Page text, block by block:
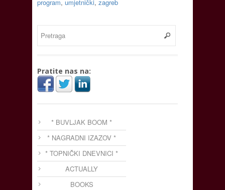
program, umjetnički, zagreb
Pratite nas na:
* BUVLJAK BOOM *
* NAGRADNI IZAZOV *
* TOPNIČKI DNEVNICI *
ACTUALLY
BOOKS